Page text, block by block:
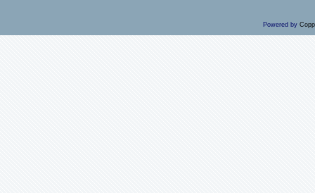
Powered by